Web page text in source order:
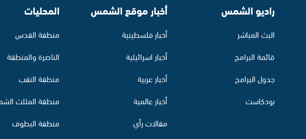
راديو الشمس
البث المباشر
قائمة البرامج
جدول البرامج
بودكاست
أخبار موقع الشمس
أخبار فلسطينية
أخبار اسرائيلية
أخبار عربية
أخبار عالمية
مقالات رأي
المحليات
منطقة القدس
الناصرة والمنطقة
منطقة النقب
منطقة المثلث
منطقة البطوف